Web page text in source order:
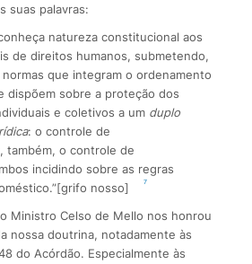
suas palavras:
natureza constitucional aos
de direitos humanos, submetendo,
que integram o ordenamento
dispõem sobre a proteção dos
e coletivos a um duplo
: o controle de
também, o controle de
incidindo sobre as regras
[grifo nosso] 7
Ministro Celso de Mello nos honrou
nossa doutrina, notadamente às
do Acórdão. Especialmente às